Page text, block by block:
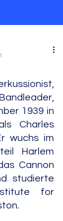
1939 in
Charles
wuchs im
Harlem
Cannon
studierte
for